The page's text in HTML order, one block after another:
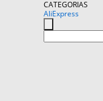
CATEGORIAS
AliExpress